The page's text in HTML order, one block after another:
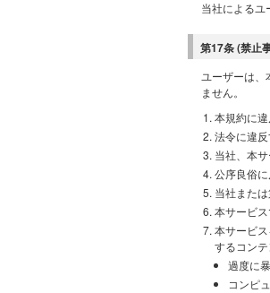
当社による
第17条 (禁止
ユーザーは、
ません。
本規約に
法令に違
当社、本
公序良俗
当社また
本サービ
本サービ
するコン
過度に
コンピ